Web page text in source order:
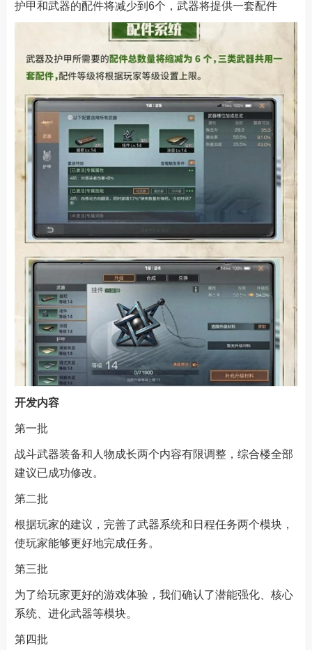
护甲和武器的配件将减少到6个，武器将提供一套配件
开发内容
第一批
战斗武器装备和人物成长两个内容有限调整，综合楼全部
建议已成功修改。
第二批
根据玩家的建议，完善了武器系统和日程任务两个模块，
使玩家能够更好地完成任务。
第三批
为了给玩家更好的游戏体验，我们确认了潜能强化、核心
系统、进化武器等模块。
第四批